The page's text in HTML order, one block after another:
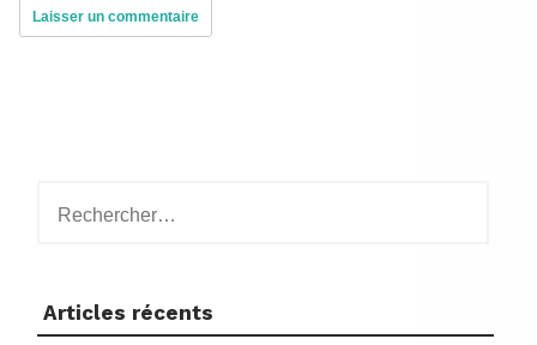
Articles récents